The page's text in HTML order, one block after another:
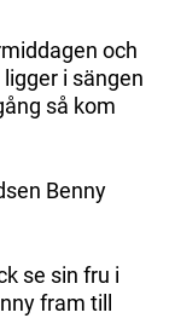
och
i sängen
så kom
Benny
se sin fru i
fram till